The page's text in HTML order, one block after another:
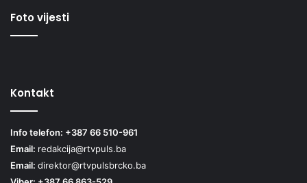
Foto vijesti
Kontakt
Info telefon: +387 66 510-961
Email: redakcija@rtvpuls.ba
Email: direktor@rtvpulsbrcko.ba